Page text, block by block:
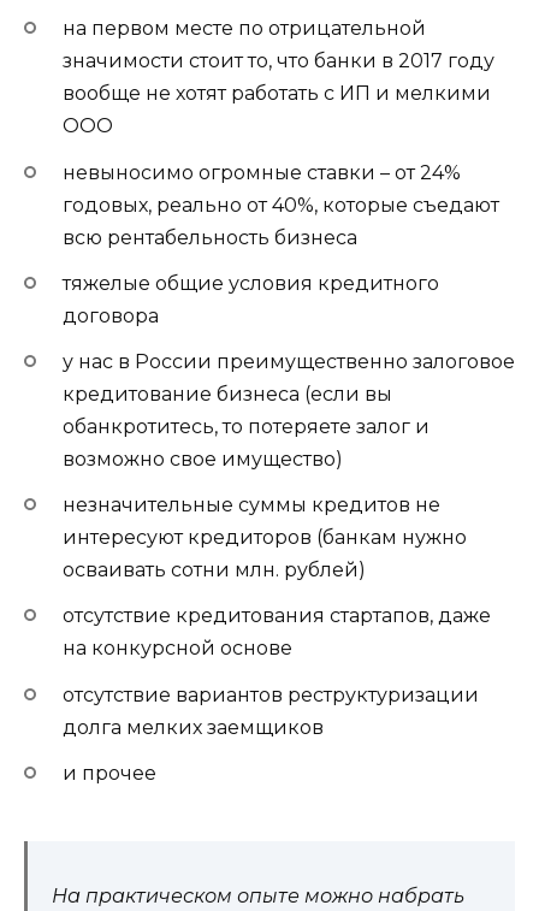
на первом месте по отрицательной
значимости стоит то, что банки в 2017 году
вообще не хотят работать с ИП и мелкими
ООО
невыносимо огромные ставки – от 24%
годовых, реально от 40%, которые съедают
всю рентабельность бизнеса
тяжелые общие условия кредитного
договора
у нас в России преимущественно залоговое
кредитование бизнеса (если вы
обанкротитесь, то потеряете залог и
возможно свое имущество)
незначительные суммы кредитов не
интересуют кредиторов (банкам нужно
осваивать сотни млн. рублей)
отсутствие кредитования стартапов, даже
на конкурсной основе
отсутствие вариантов реструктуризации
долга мелких заемщиков
и прочее
На практическом опыте можно набрать